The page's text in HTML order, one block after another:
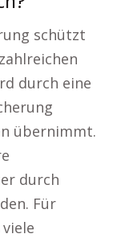
schützt
durch eine
übernimmt.
durch
Für